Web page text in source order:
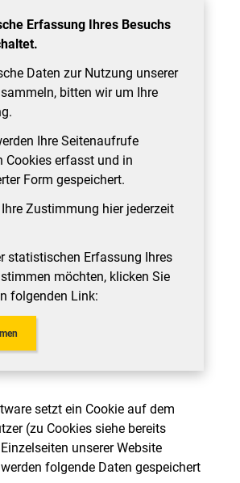
Erfassung Ihres Besuchs
Daten zur Nutzung unserer
bitten wir um Ihre
Ihre Seitenaufrufe
Cookies erfasst und in
Form gespeichert.
Zustimmung hier jederzeit
statistischen Erfassung Ihres
möchten, klicken Sie
folgenden Link:
setzt ein Cookie auf dem
(zu Cookies siehe bereits
unserer Website
folgende Daten gespeichert